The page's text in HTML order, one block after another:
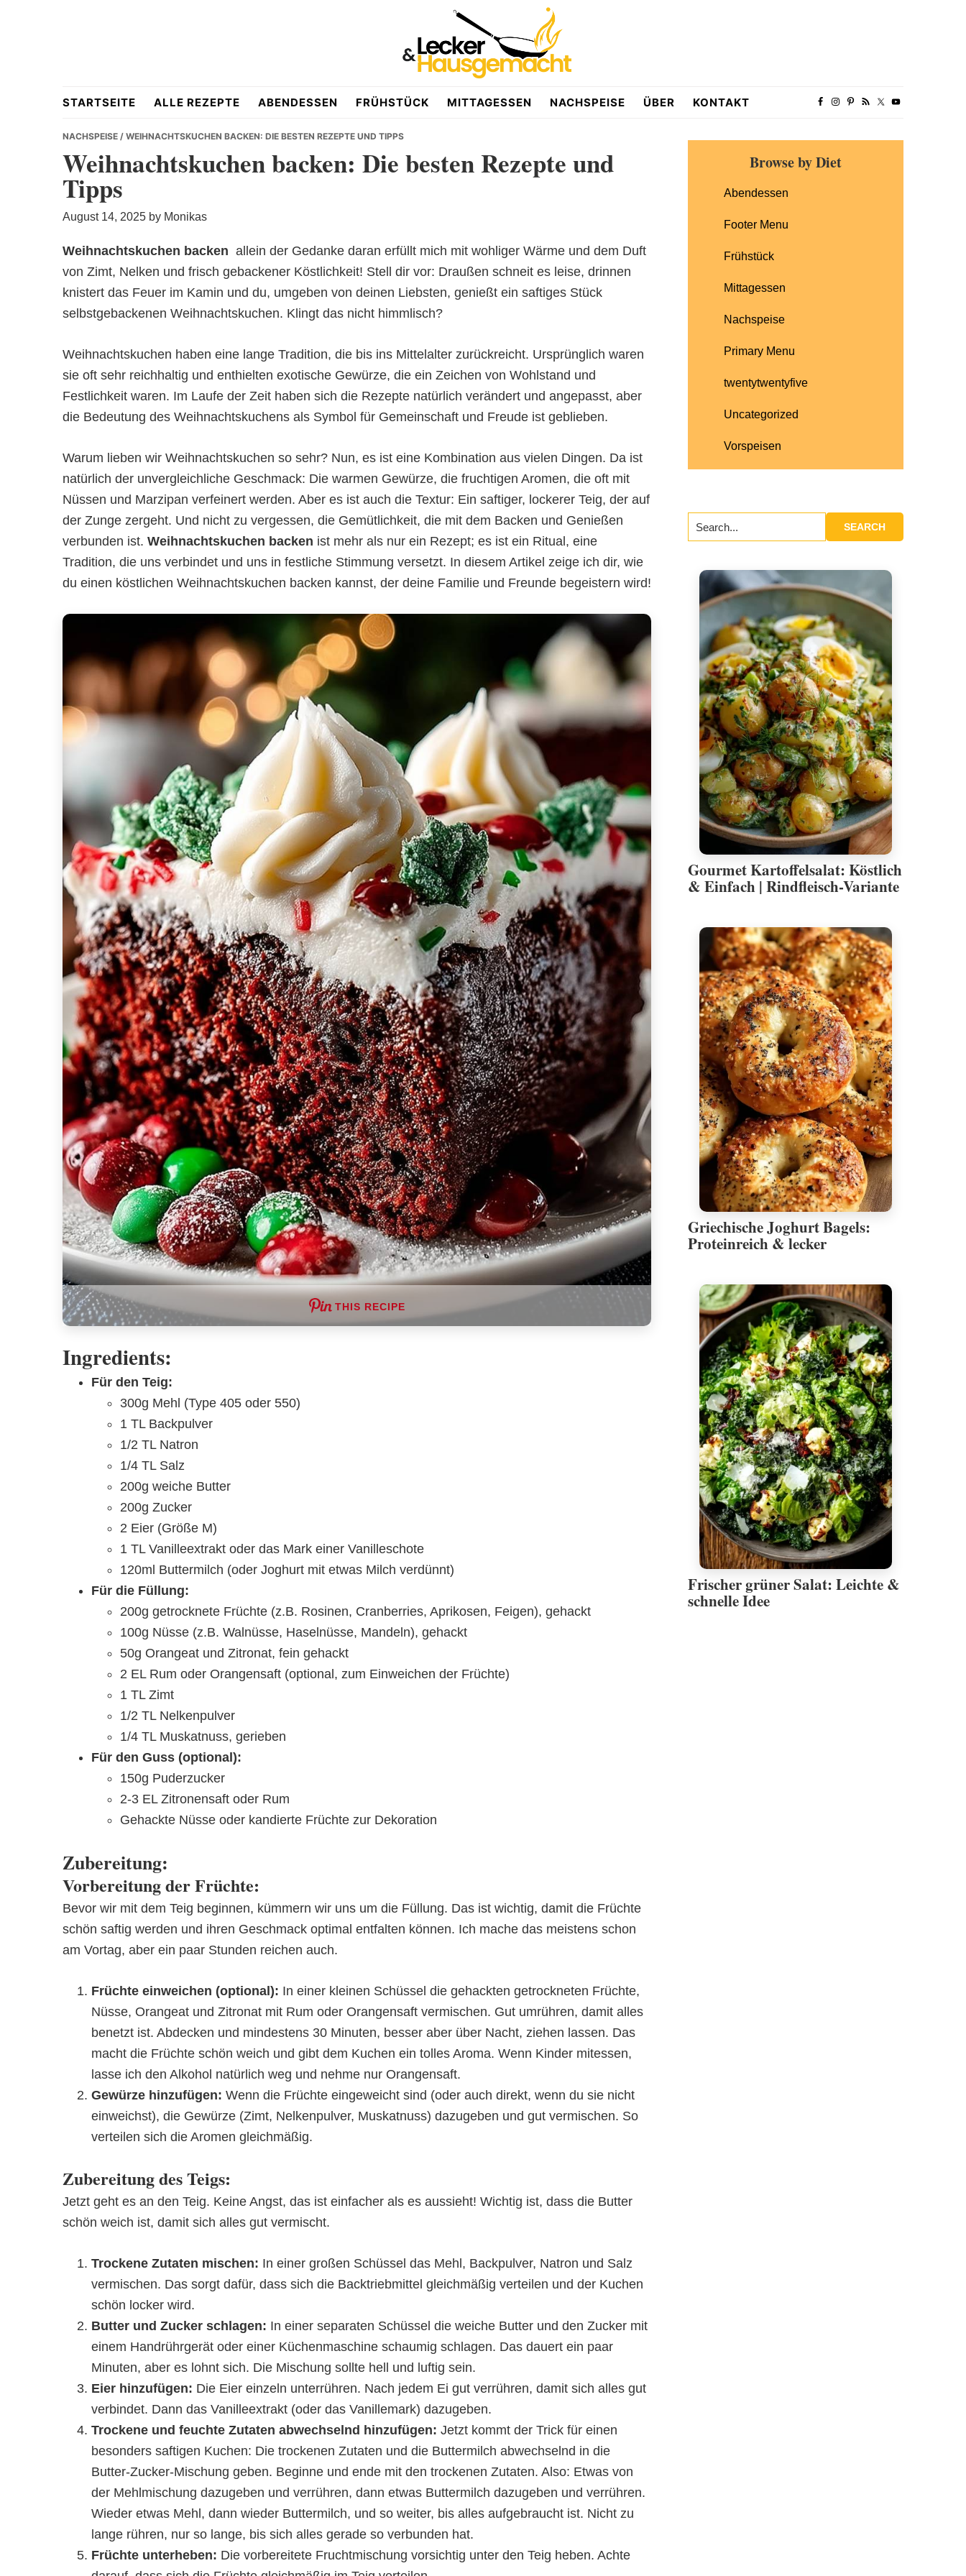
Hausgemacht
&
Lecker
STARTSEITE ALLE REZEPTE ABENDESSEN FRÜHSTÜCK MITTAGESSEN NACHSPEISE ÜBER KONTAKT
NACHSPEISE / WEIHNACHTSKUCHEN BACKEN: DIE BESTEN REZEPTE UND TIPPS
Weihnachtskuchen backen: Die besten Rezepte und
Tipps
August 14, 2025 by Monikas
Weihnachtskuchen backen  allein der Gedanke daran erfüllt mich mit wohliger Wärme und dem Duft
von Zimt, Nelken und frisch gebackener Köstlichkeit! Stell dir vor: Draußen schneit es leise, drinnen
knistert das Feuer im Kamin und du, umgeben von deinen Liebsten, genießt ein saftiges Stück
selbstgebackenen Weihnachtskuchen. Klingt das nicht himmlisch?
Weihnachtskuchen haben eine lange Tradition, die bis ins Mittelalter zurückreicht. Ursprünglich waren
sie oft sehr reichhaltig und enthielten exotische Gewürze, die ein Zeichen von Wohlstand und
Festlichkeit waren. Im Laufe der Zeit haben sich die Rezepte natürlich verändert und angepasst, aber
die Bedeutung des Weihnachtskuchens als Symbol für Gemeinschaft und Freude ist geblieben.
Warum lieben wir Weihnachtskuchen so sehr? Nun, es ist eine Kombination aus vielen Dingen. Da ist
natürlich der unvergleichliche Geschmack: Die warmen Gewürze, die fruchtigen Aromen, die oft mit
Nüssen und Marzipan verfeinert werden. Aber es ist auch die Textur: Ein saftiger, lockerer Teig, der auf
der Zunge zergeht. Und nicht zu vergessen, die Gemütlichkeit, die mit dem Backen und Genießen
verbunden ist. Weihnachtskuchen backen ist mehr als nur ein Rezept; es ist ein Ritual, eine
Tradition, die uns verbindet und uns in festliche Stimmung versetzt. In diesem Artikel zeige ich dir, wie
du einen köstlichen Weihnachtskuchen backen kannst, der deine Familie und Freunde begeistern wird!
THIS RECIPE
Ingredients:
Für den Teig:
300g Mehl (Type 405 oder 550)
1 TL Backpulver
1/2 TL Natron
1/4 TL Salz
200g weiche Butter
200g Zucker
2 Eier (Größe M)
1 TL Vanilleextrakt oder das Mark einer Vanilleschote
120ml Buttermilch (oder Joghurt mit etwas Milch verdünnt)
Für die Füllung:
200g getrocknete Früchte (z.B. Rosinen, Cranberries, Aprikosen, Feigen), gehackt
100g Nüsse (z.B. Walnüsse, Haselnüsse, Mandeln), gehackt
50g Orangeat und Zitronat, fein gehackt
2 EL Rum oder Orangensaft (optional, zum Einweichen der Früchte)
1 TL Zimt
1/2 TL Nelkenpulver
1/4 TL Muskatnuss, gerieben
Für den Guss (optional):
150g Puderzucker
2-3 EL Zitronensaft oder Rum
Gehackte Nüsse oder kandierte Früchte zur Dekoration
Zubereitung:
Vorbereitung der Früchte:
Bevor wir mit dem Teig beginnen, kümmern wir uns um die Füllung. Das ist wichtig, damit die Früchte
schön saftig werden und ihren Geschmack optimal entfalten können. Ich mache das meistens schon
am Vortag, aber ein paar Stunden reichen auch.
Früchte einweichen (optional): In einer kleinen Schüssel die gehackten getrockneten Früchte,
Nüsse, Orangeat und Zitronat mit Rum oder Orangensaft vermischen. Gut umrühren, damit alles
benetzt ist. Abdecken und mindestens 30 Minuten, besser aber über Nacht, ziehen lassen. Das
macht die Früchte schön weich und gibt dem Kuchen ein tolles Aroma. Wenn Kinder mitessen,
lasse ich den Alkohol natürlich weg und nehme nur Orangensaft.
Gewürze hinzufügen: Wenn die Früchte eingeweicht sind (oder auch direkt, wenn du sie nicht
einweichst), die Gewürze (Zimt, Nelkenpulver, Muskatnuss) dazugeben und gut vermischen. So
verteilen sich die Aromen gleichmäßig.
Zubereitung des Teigs:
Jetzt geht es an den Teig. Keine Angst, das ist einfacher als es aussieht! Wichtig ist, dass die Butter
schön weich ist, damit sich alles gut vermischt.
Trockene Zutaten mischen: In einer großen Schüssel das Mehl, Backpulver, Natron und Salz
vermischen. Das sorgt dafür, dass sich die Backtriebmittel gleichmäßig verteilen und der Kuchen
schön locker wird.
Butter und Zucker schlagen: In einer separaten Schüssel die weiche Butter und den Zucker mit
einem Handrührgerät oder einer Küchenmaschine schaumig schlagen. Das dauert ein paar
Minuten, aber es lohnt sich. Die Mischung sollte hell und luftig sein.
Eier hinzufügen: Die Eier einzeln unterrühren. Nach jedem Ei gut verrühren, damit sich alles gut
verbindet. Dann das Vanilleextrakt (oder das Vanillemark) dazugeben.
Trockene und feuchte Zutaten abwechselnd hinzufügen: Jetzt kommt der Trick für einen
besonders saftigen Kuchen: Die trockenen Zutaten und die Buttermilch abwechselnd in die
Butter-Zucker-Mischung geben. Beginne und ende mit den trockenen Zutaten. Also: Etwas von
der Mehlmischung dazugeben und verrühren, dann etwas Buttermilch dazugeben und verrühren.
Wieder etwas Mehl, dann wieder Buttermilch, und so weiter, bis alles aufgebraucht ist. Nicht zu
lange rühren, nur so lange, bis sich alles gerade so verbunden hat.
Früchte unterheben: Die vorbereitete Fruchtmischung vorsichtig unter den Teig heben. Achte
Primary
SidebarBrowse by Diet
Abendessen
Footer Menu
Frühstück
Mittagessen
Nachspeise
Primary Menu
twentytwentyfive
Uncategorized
Vorspeisen
Gourmet Kartoffelsalat: Köstlich
& Einfach | Rindfleisch-Variante
Griechische Joghurt Bagels:
Proteinreich & lecker
Frischer grüner Salat: Leichte &
schnelle Idee